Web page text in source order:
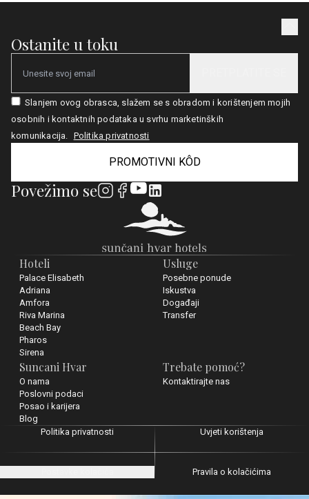
Hoteli
Palace Elisabeth
Adriana
Amfora
Riva Marina
Beach Bay
Pharos
Sirena
Usluge
Posebne ponude
Iskustva
Događaji
Transfer
Suncani Hvar
O nama
Poslovni podaci
Posao i karijera
Blog
Trebate pomoć?
Kontaktirajte nas
Ostanite u toku
Email
Slanjem ovog obrasca, slažem se s obradom i korištenjem mojih
osobnih i kontaktnih podataka u svrhu marketinških
komunikacija. Politika privatnosti
PROMOTIVNI KÔD
Povežimo se
Politika privatnosti Uvjeti korištenja
Pravila o kolačićima